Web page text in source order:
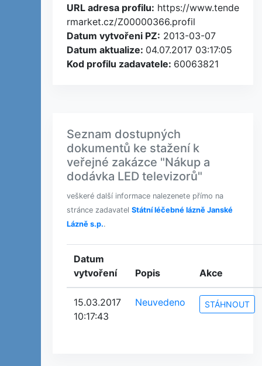
URL adresa profilu: https://www.tende
rmarket.cz/Z00000366.profil
Datum vytvořeni PZ: 2013-03-07
Datum aktualize: 04.07.2017 03:17:05
Kod profilu zadavatele: 60063821
Seznam dostupných
dokumentů ke stažení k
veřejné zakázce "Nákup a
dodávka LED televizorů"
veškeré další informace nalezenete přímo na
stránce zadavatel Státní léčebné lázně Janské
Lázně s.p..
Datum
vytvoření
Popis Akce
15.03.2017
10:17:43
Neuvedeno STÁHNOUT